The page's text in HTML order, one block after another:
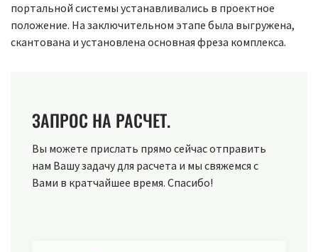
портальной системы устанавливались в проектное
положение. На заключительном этапе была выгружена,
скантована и установлена основная фреза комплекса.
ЗАПРОС НА РАСЧЕТ.
Вы можете прислать прямо сейчас отправить
нам Вашу задачу для расчета и мы свяжемся с
Вами в кратчайшее время. Спасибо!